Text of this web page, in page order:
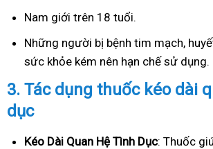
Nam giới trên 18 tuổi.
Những người bị bệnh tim mạch,
sức khỏe kém nên hạn chế sử dụng.
3. Tác dụng thuốc kéo dài
dục
Kéo Dài Quan Hệ Tình Dục: Thuốc